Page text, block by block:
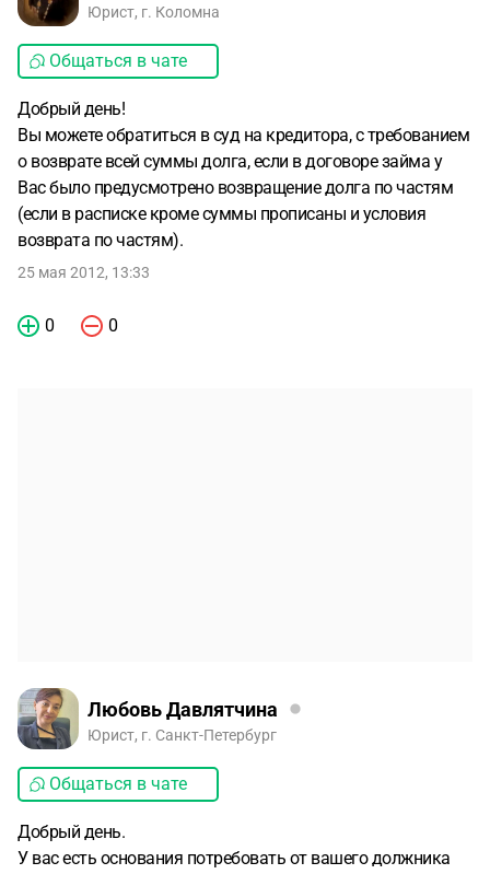
Юрист, г. Коломна
Общаться в чате
Добрый день!
Вы можете обратиться в суд на кредитора, с требованием
о возврате всей суммы долга, если в договоре займа у
Вас было предусмотрено возвращение долга по частям
(если в расписке кроме суммы прописаны и условия
возврата по частям).
25 мая 2012, 13:33
0 0
Любовь Давлятчина
Юрист, г. Санкт-Петербург
Общаться в чате
Добрый день.
У вас есть основания потребовать от вашего должника